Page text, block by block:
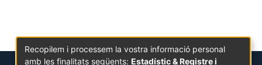
Recopilem i processem la vostra informació personal
amb les finalitats següents: Estadístic & Registre i